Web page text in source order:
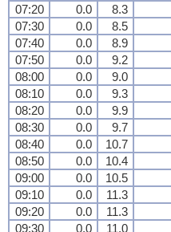
07:20
0.0 8.3
07:30
0.0 8.5
07:40
0.0 8.9
07:50
0.0 9.2
08:00
0.0 9.0
08:10
0.0 9.3
08:20
0.0 9.9
08:30
0.0 9.7
08:40
0.0 10.7
08:50
0.0 10.4
09:00
0.0 10.5
09:10
0.0 11.3
09:20
0.0 11.3
09:30
0.0 11.0